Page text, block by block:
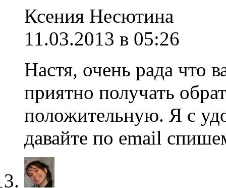
Ксения Несютина
11.03.2013 в 05:26
Настя, очень рада что
приятно получать
положительную. Я с
давайте по email